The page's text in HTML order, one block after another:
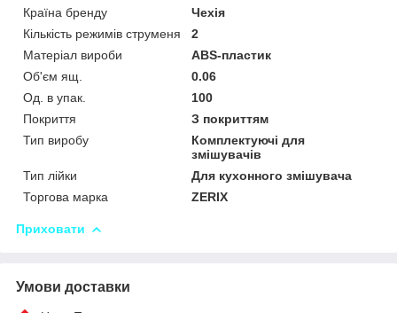
Країна бренду
Чехія
Кількість режимів струменя
2
Матеріал вироби
ABS-пластик
Об'єм ящ.
0.06
Од. в упак.
100
Покриття
З покриттям
Тип виробу
Комплектуючі для
змішувачів
Тип лійки
Для кухонного змішувача
Торгова марка
ZERIX
Приховати
Умови доставки